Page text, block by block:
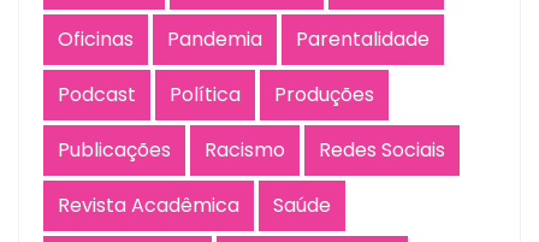
Oficinas
Pandemia
Parentalidade
Podcast
Política
Produções
Publicações
Racismo
Redes Sociais
Revista Acadêmica
Saúde